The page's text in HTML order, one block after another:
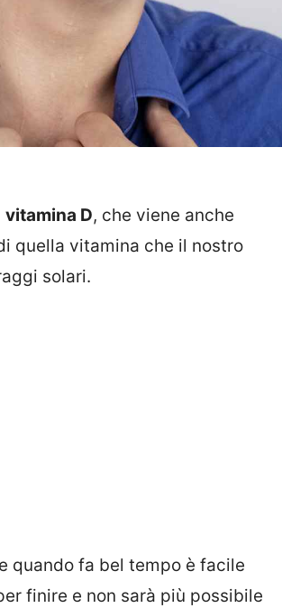
vitamina D, che viene anche
quella vitamina che il nostro
solari.
quando fa bel tempo è facile
finire e non sarà più possibile